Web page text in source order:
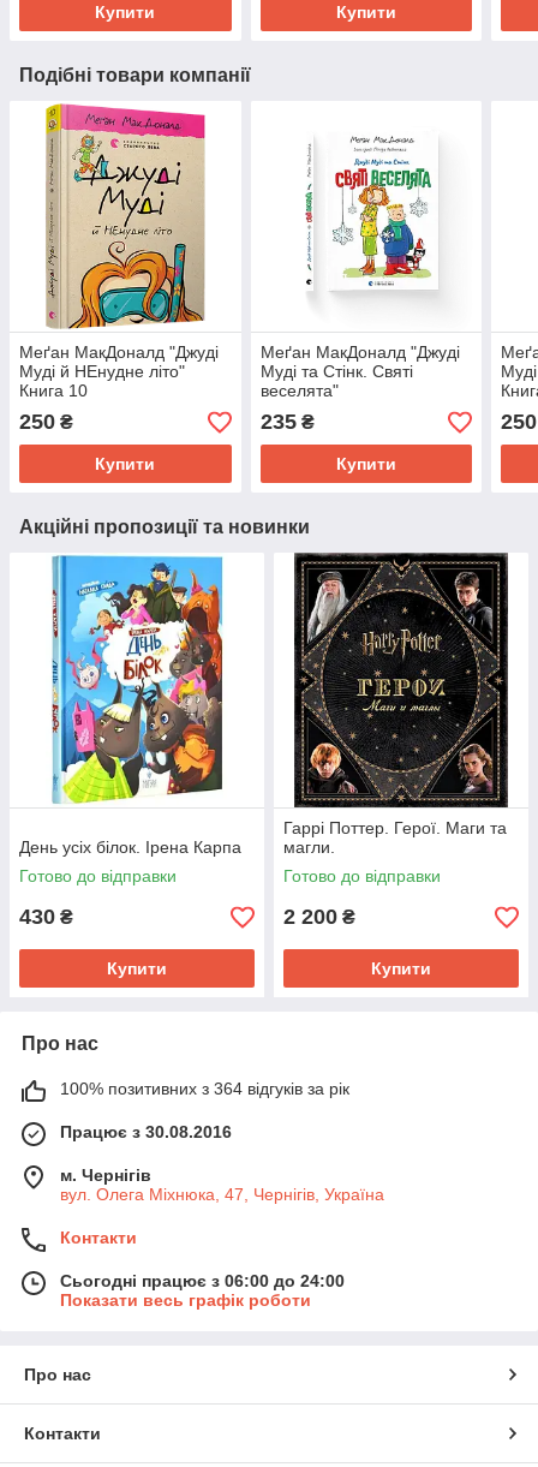
Купити Купити
Подібні товари компанії
Меґан МакДоналд "Джуді
Муді й НЕнудне літо"
Книга 10
250 ₴
Купити
Меґан МакДоналд "Джуді
Муді та Стінк. Святі
веселята"
235₴
Купити
250
Акційні пропозиції та новинки
День усіх білок. Ірена Карпа
Готово до відправки
430 ₴
Купити
Гаррі Поттер. Герої. Маги та
магли.
Готово до відправки
2 200 ₴
Купити
Про нас
100% позитивних з 364 відгуків за рік
Працює з 30.08.2016
м. Чернігів
вул. Олега Міхнюка, 47, Чернігів, Україна
Контакти
Сьогодні працює з 06:00 до 24:00
Показати весь графік роботи
Про нас
Контакти